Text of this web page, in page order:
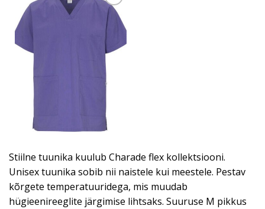
Add to
wishlist
Stiilne tuunika kuulub Charade flex kollektsiooni.
Unisex tuunika sobib nii naistele kui meestele. Pestav
kõrgete temperatuuridega, mis muudab
hügieenireeglite järgimise lihtsaks. Suuruse M pikkus